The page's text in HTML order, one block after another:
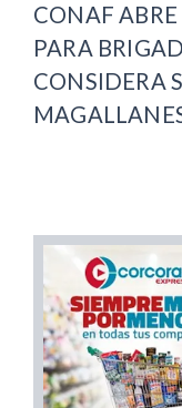
CONAF
PARA
CONSIDERA